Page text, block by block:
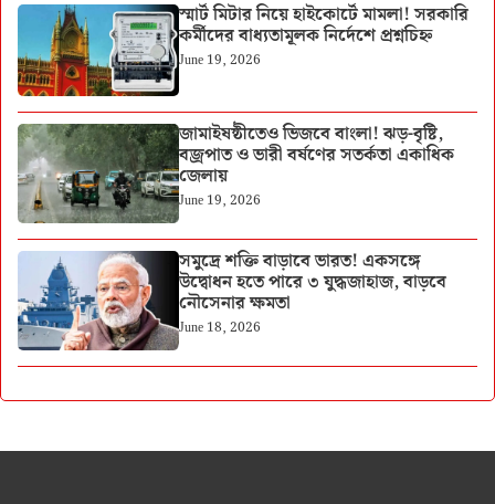
স্মার্ট মিটার নিয়ে হাইকোর্টে মামলা! সরকারি
কর্মীদের বাধ্যতামূলক নির্দেশে প্রশ্নচিহ্ন
June 19, 2026
জামাইষষ্ঠীতেও ভিজবে বাংলা! ঝড়-বৃষ্টি,
বজ্রপাত ও ভারী বর্ষণের সতর্কতা একাধিক
জেলায়
June 19, 2026
সমুদ্রে শক্তি বাড়াবে ভারত! একসঙ্গে
উদ্বোধন হতে পারে ৩ যুদ্ধজাহাজ, বাড়বে
নৌসেনার ক্ষমতা
June 18, 2026